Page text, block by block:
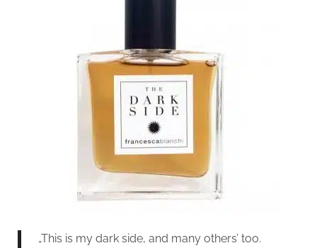
„This is my dark side, and many others’ too.